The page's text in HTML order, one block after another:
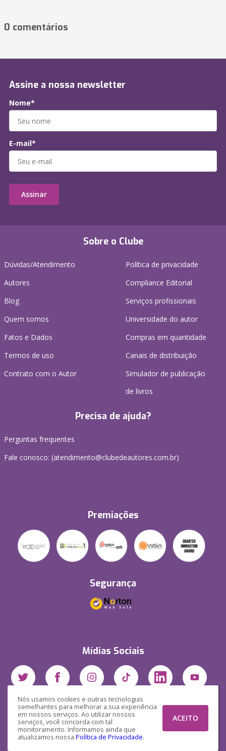
Nós usamos cookies e outras tecnologias
semelhantes para melhorar a sua experiência
em nossos serviços. Ao utilizar nossos
serviços, você concorda com tal
monitoramento. Informamos ainda que
atualizamos nossa Política de Privacidade.
ACEITO
0 comentários
Sobre o Clube
Dúvidas/Atendimento
Autores
Blog
Quem somos
Fatos e Dados
Termos de uso
Contrato com o Autor
Política de privacidade
Compliance Editorial
Serviços profissionais
Universidade do autor
Compras em quantidade
Canais de distribuição
Simulador de publicação
de livros
Precisa de ajuda?
Perguntas frequentes
Fale conosco: (atendimento@clubedeautores.com.br)
Premiações
Segurança
Mídias Sociais
Assine a nossa newsletter
Nome*
E-mail*
Assinar